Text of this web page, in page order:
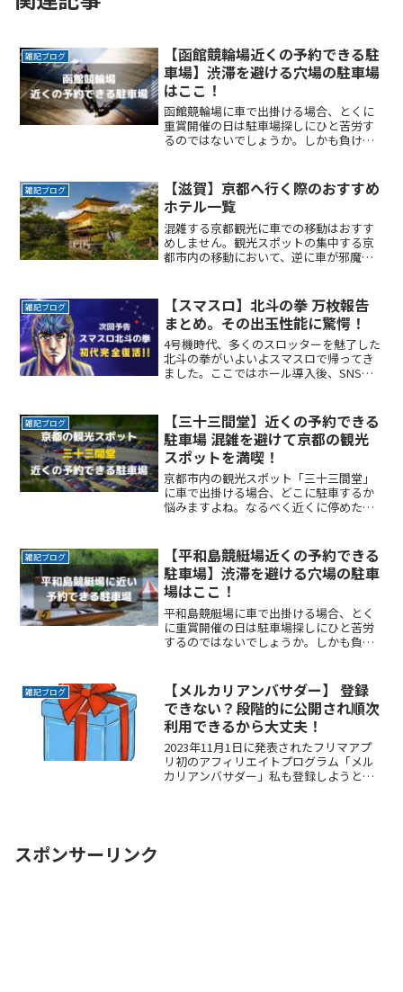
雑記ブログ
【函館競輪場近くの予約できる駐
車場】渋滞を避ける穴場の駐車場
はここ！
函館競輪場に車で出掛ける場合、とくに
重賞開催の日は駐車場探しにひと苦労す
るのではないでしょうか。しかも負けて
こでは函館競輪場の近くで、予約できる
駐車場サービスを紹介しまReadMore...
雑記ブログ
【滋賀】京都へ行く際のおすすめ
ホテル一覧
混雑する京都観光に車での移動はおすす
めしません。観光スポットの集中する京
都市内の移動において、逆に車が邪魔に
京都観光をすることを提案します。大津
から京都へは電車で10分程度で着けてし
まいますよ。
雑記ブログ
【スマスロ】北斗の拳 万枚報告
まとめ。その出玉性能に驚愕！
4号機時代、多くのスロッターを魅了した
北斗の拳がいよいよスマスロで帰ってき
ました。ここではホール導入後、SNS上
がSNS上を騒がせそうですね。4号機時代
に北斗にハマったReadMore...
雑記ブログ
【三十三間堂】近くの予約できる
駐車場 混雑を避けて京都の観光
スポットを満喫！
京都市内の観光スポット「三十三間堂」
に車で出掛ける場合、どこに駐車するか
悩みますよね。なるべく近くに停めたい
庫がしたい帰りは渋滞を避けてスムーズ
に帰りたいここでは、京都ReadMore...
雑記ブログ
【平和島競艇場近くの予約できる
駐車場】渋滞を避ける穴場の駐車
場はここ！
平和島競艇場に車で出掛ける場合、とく
に重賞開催の日は駐車場探しにひと苦労
するのではないでしょうか。しかも負け
ここでは平和島競艇場の近くで、予約で
きる駐車場サービスを紹介ReadMore...
雑記ブログ
【メルカリアンバサダー】 登録
できない？段階的に公開され順次
利用できるから大丈夫！
2023年11月1日に発表されたフリマアプ
リ初のアフィリエイトプログラム「メル
カリアンバサダー」私も登録しようと試
スポンサーリンク